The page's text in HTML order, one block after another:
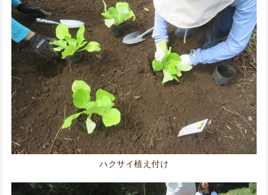
ハクサイ植え付け